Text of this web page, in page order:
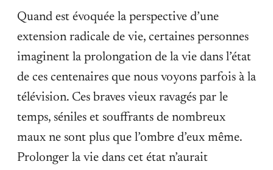
Quand est évoquée la perspective d’une
extension radicale de vie, certaines personnes
imaginent la prolongation de la vie dans l’état
de ces centenaires que nous voyons parfois à la
télévision. Ces braves vieux ravagés par le
temps, séniles et souffrants de nombreux
maux ne sont plus que l’ombre d’eux même.
Prolonger la vie dans cet état n’aurait